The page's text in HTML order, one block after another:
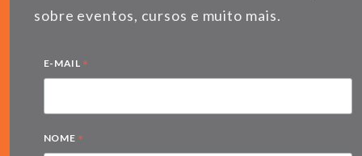
sobre eventos, cursos e muito mais.
E-MAIL *
NOME *